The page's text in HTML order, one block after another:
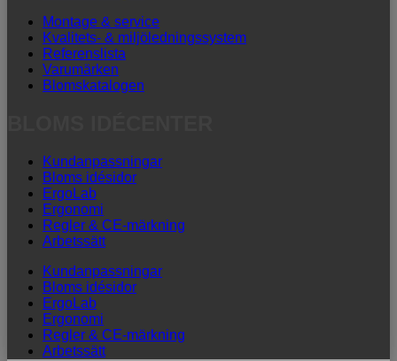
Montage & service
Kvalitets- & miljöledningssystem
Referenslista
Varumärken
Blomskatalogen
Kundanpassningar
Bloms idésidor
ErgoLab
Ergonomi
Regler & CE-märkning
Arbetssätt
Kundanpassningar
Bloms idésidor
ErgoLab
Ergonomi
Regler & CE-märkning
Arbetssätt